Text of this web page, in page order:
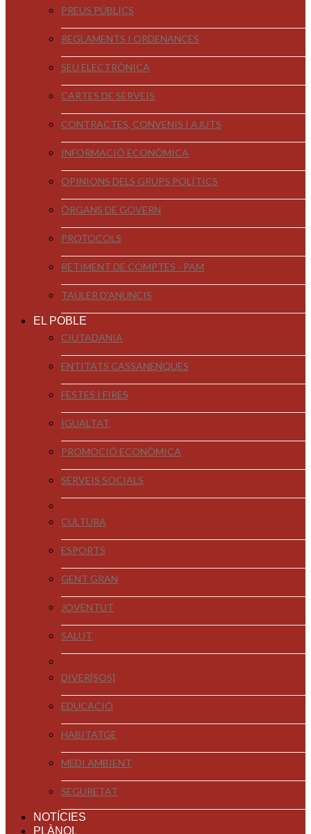
PREUS PÚBLICS
REGLAMENTS I ORDENANCES
SEU ELECTRÒNICA
CARTES DE SERVEIS
CONTRACTES, CONVENIS I AJUTS
INFORMACIÓ ECONÒMICA
OPINIONS DELS GRUPS POLÍTICS
ÒRGANS DE GOVERN
PROTOCOLS
RETIMENT DE COMPTES - PAM
TAULER D'ANUNCIS
EL POBLE
CIUTADANIA
ENTITATS CASSANENQUES
FESTES I FIRES
IGUALTAT
PROMOCIÓ ECONÒMICA
SERVEIS SOCIALS
CULTURA
ESPORTS
GENT GRAN
JOVENTUT
SALUT
DIVER[SOS]
EDUCACIÓ
HABITATGE
MEDI AMBIENT
SEGURETAT
NOTÍCIES
PLÀNOL